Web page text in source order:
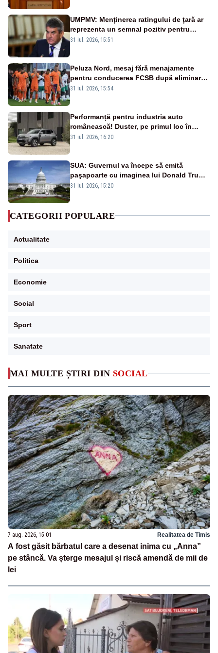
MAI MULTE ȘTIRI DIN SOCIAL
7 aug. 2026, 15:01 Realitatea de Timis
A fost găsit bărbatul care a desenat inima cu „Anna”
pe stâncă. Va șterge mesajul și riscă amendă de mii de
lei
UMPMV: Menținerea ratingului de țară ar
reprezenta un semnal pozitiv pentru
România. Autoritățile trebuie să continue
31 iul. 2026, 15:51
Peluza Nord, mesaj fără menajamente
pentru conducerea FCSB după eliminarea
rușinoasă din Conference League
31 iul. 2026, 15:54
Performanță pentru industria auto
românească! Duster, pe primul loc în
topul vânzărilor din Ucraina
31 iul. 2026, 16:20
SUA: Guvernul va începe să emită
paşapoarte cu imaginea lui Donald Trump
începând cu 8 august
31 iul. 2026, 15:20
CATEGORII POPULARE
Actualitate
Politica
Economie
Social
Sport
Sanatate